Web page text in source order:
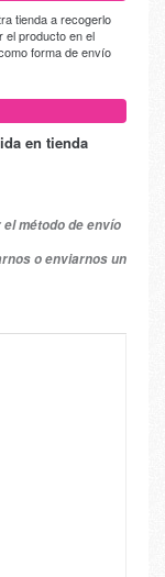
tienda a recogerlo
el producto en el
forma de envío
en tienda
método de envío
o enviarnos un